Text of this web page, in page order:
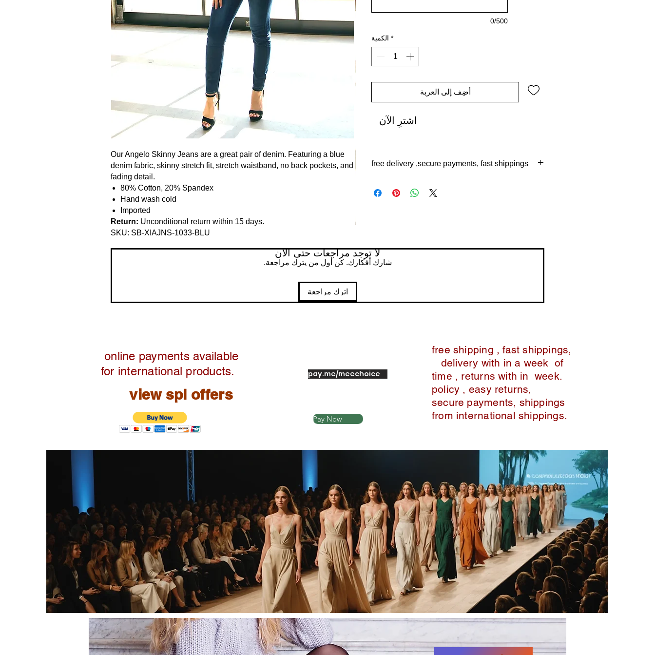
Our Angelo Skinny Jeans are a great pair of denim. Featuring a blue
denim fabric, skinny stretch fit, stretch waistband, no back pockets, and
fading detail.
80% Cotton, 20% Spandex
Hand wash cold
Imported
Return: Unconditional return within 15 days.
SKU: SB-XIAJNS-1033-BLU
0/500
الكمية *
أضِف إلى العربة
اشترِ الآن
free delivery ,secure payments, fast shippings
لا توجد مراجعات حتى الآن
شارك أفكارك. كن أول من يترك مراجعة.
اترك مراجعة
online payments available
for international products.
view spl offers
pay.me/meechoice
Pay Now
free shipping , fast shippings,
delivery with in a week of
time , returns with in week.
policy , easy returns,
secure payments, shippings
from international shippings.